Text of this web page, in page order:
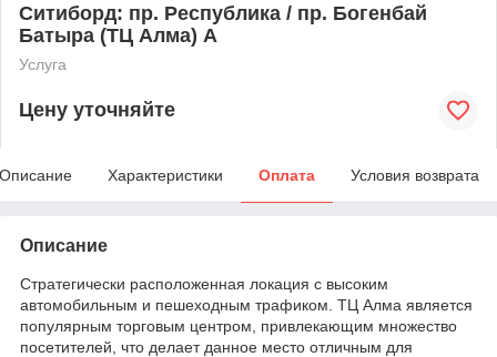
Ситиборд: пр. Республика / пр. Богенбай
Батыра (ТЦ Алма) А
Услуга
Цену уточняйте
Описание Характеристики Оплата Условия возврата
Описание
Стратегически расположенная локация с высоким
автомобильным и пешеходным трафиком. ТЦ Алма является
популярным торговым центром, привлекающим множество
посетителей, что делает данное место отличным для